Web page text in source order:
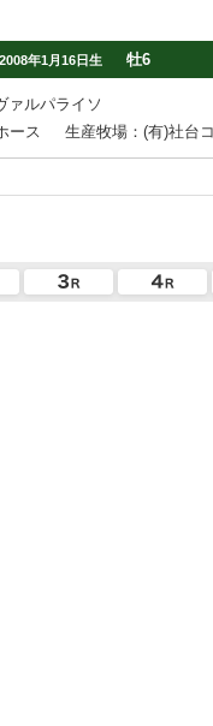
2008年1月16日生 牡6
ァルパライソ
ース
生産牧場：(有)社台